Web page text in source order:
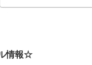
情報☆